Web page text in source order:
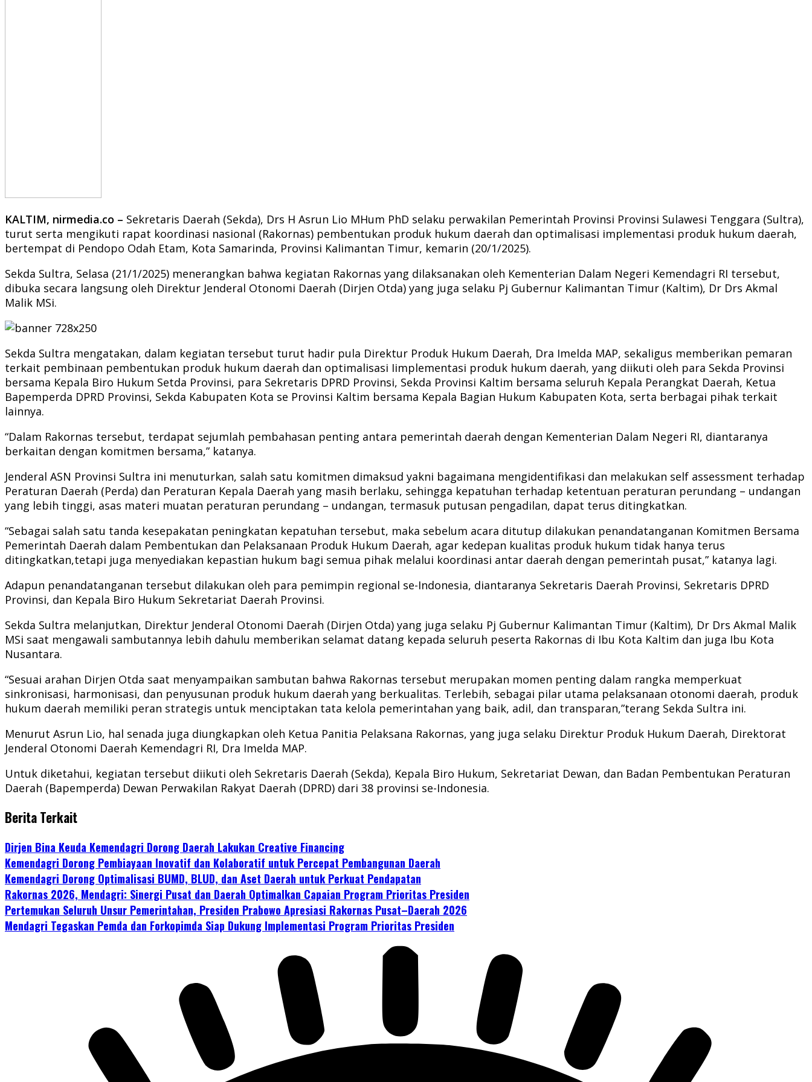
KALTIM, nirmedia.co – Sekretaris Daerah (Sekda), Drs H Asrun Lio MHum PhD selaku perwakilan Pemerintah Provinsi Provinsi Sulawesi Tenggara (Sultra),
turut serta mengikuti rapat koordinasi nasional (Rakornas) pembentukan produk hukum daerah dan optimalisasi implementasi produk hukum daerah,
bertempat di Pendopo Odah Etam, Kota Samarinda, Provinsi Kalimantan Timur, kemarin (20/1/2025).
Sekda Sultra, Selasa (21/1/2025) menerangkan bahwa kegiatan Rakornas yang dilaksanakan oleh Kementerian Dalam Negeri Kemendagri RI tersebut,
dibuka secara langsung oleh Direktur Jenderal Otonomi Daerah (Dirjen Otda) yang juga selaku Pj Gubernur Kalimantan Timur (Kaltim), Dr Drs Akmal
Malik MSi.
Sekda Sultra mengatakan, dalam kegiatan tersebut turut hadir pula Direktur Produk Hukum Daerah, Dra Imelda MAP, sekaligus memberikan pemaran
terkait pembinaan pembentukan produk hukum daerah dan optimalisasi Iimplementasi produk hukum daerah, yang diikuti oleh para Sekda Provinsi
bersama Kepala Biro Hukum Setda Provinsi, para Sekretaris DPRD Provinsi, Sekda Provinsi Kaltim bersama seluruh Kepala Perangkat Daerah, Ketua
Bapemperda DPRD Provinsi, Sekda Kabupaten Kota se Provinsi Kaltim bersama Kepala Bagian Hukum Kabupaten Kota, serta berbagai pihak terkait
lainnya.
“Dalam Rakornas tersebut, terdapat sejumlah pembahasan penting antara pemerintah daerah dengan Kementerian Dalam Negeri RI, diantaranya
berkaitan dengan komitmen bersama,” katanya.
Jenderal ASN Provinsi Sultra ini menuturkan, salah satu komitmen dimaksud yakni bagaimana mengidentifikasi dan melakukan self assessment terhadap
Peraturan Daerah (Perda) dan Peraturan Kepala Daerah yang masih berlaku, sehingga kepatuhan terhadap ketentuan peraturan perundang – undangan
yang lebih tinggi, asas materi muatan peraturan perundang – undangan, termasuk putusan pengadilan, dapat terus ditingkatkan.
“Sebagai salah satu tanda kesepakatan peningkatan kepatuhan tersebut, maka sebelum acara ditutup dilakukan penandatanganan Komitmen Bersama
Pemerintah Daerah dalam Pembentukan dan Pelaksanaan Produk Hukum Daerah, agar kedepan kualitas produk hukum tidak hanya terus
ditingkatkan,tetapi juga menyediakan kepastian hukum bagi semua pihak melalui koordinasi antar daerah dengan pemerintah pusat,” katanya lagi.
Adapun penandatanganan tersebut dilakukan oleh para pemimpin regional se-Indonesia, diantaranya Sekretaris Daerah Provinsi, Sekretaris DPRD
Provinsi, dan Kepala Biro Hukum Sekretariat Daerah Provinsi.
Sekda Sultra melanjutkan, Direktur Jenderal Otonomi Daerah (Dirjen Otda) yang juga selaku Pj Gubernur Kalimantan Timur (Kaltim), Dr Drs Akmal Malik
MSi saat mengawali sambutannya lebih dahulu memberikan selamat datang kepada seluruh peserta Rakornas di Ibu Kota Kaltim dan juga Ibu Kota
Nusantara.
“Sesuai arahan Dirjen Otda saat menyampaikan sambutan bahwa Rakornas tersebut merupakan momen penting dalam rangka memperkuat
sinkronisasi, harmonisasi, dan penyusunan produk hukum daerah yang berkualitas. Terlebih, sebagai pilar utama pelaksanaan otonomi daerah, produk
hukum daerah memiliki peran strategis untuk menciptakan tata kelola pemerintahan yang baik, adil, dan transparan,”terang Sekda Sultra ini.
Menurut Asrun Lio, hal senada juga diungkapkan oleh Ketua Panitia Pelaksana Rakornas, yang juga selaku Direktur Produk Hukum Daerah, Direktorat
Jenderal Otonomi Daerah Kemendagri RI, Dra Imelda MAP.
Untuk diketahui, kegiatan tersebut diikuti oleh Sekretaris Daerah (Sekda), Kepala Biro Hukum, Sekretariat Dewan, dan Badan Pembentukan Peraturan
Daerah (Bapemperda) Dewan Perwakilan Rakyat Daerah (DPRD) dari 38 provinsi se-Indonesia.
Berita Terkait
Dirjen Bina Keuda Kemendagri Dorong Daerah Lakukan Creative Financing
Kemendagri Dorong Pembiayaan Inovatif dan Kolaboratif untuk Percepat Pembangunan Daerah
Kemendagri Dorong Optimalisasi BUMD, BLUD, dan Aset Daerah untuk Perkuat Pendapatan
Rakornas 2026, Mendagri: Sinergi Pusat dan Daerah Optimalkan Capaian Program Prioritas Presiden
Pertemukan Seluruh Unsur Pemerintahan, Presiden Prabowo Apresiasi Rakornas Pusat–Daerah 2026
Mendagri Tegaskan Pemda dan Forkopimda Siap Dukung Implementasi Program Prioritas Presiden